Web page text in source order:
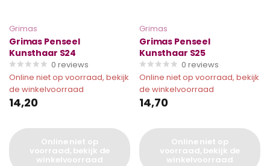
Grimas
Grimas Penseel
Kunsthaar S24
0 reviews
Online niet op voorraad, bekijk
de winkelvoorraad
14,20
Online niet op
voorraad, bekijk de
winkelvoorraad
Grimas
Grimas Penseel
Kunsthaar S25
0 reviews
Online niet op voorraad, bekijk
de winkelvoorraad
14,70
Online niet op
voorraad, bekijk de
winkelvoorraad